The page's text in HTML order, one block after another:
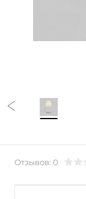
Отзывов: 0